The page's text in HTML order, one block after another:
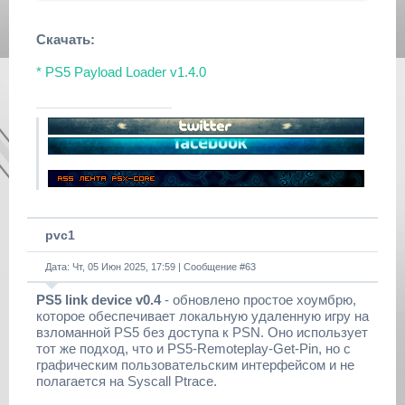
Скачать:
* PS5 Payload Loader v1.4.0
pvc1
Дата: Чт, 05 Июн 2025, 17:59 | Сообщение #63
PS5 link device v0.4- обновлено простое хоумбрю,
которое обеспечивает локальную удаленную игру на
взломанной PS5 без доступа к PSN. Оно использует
тот же подход, что и PS5-Remoteplay-Get-Pin, но с
графическим пользовательским интерфейсом и не
полагается на Syscall Ptrace.